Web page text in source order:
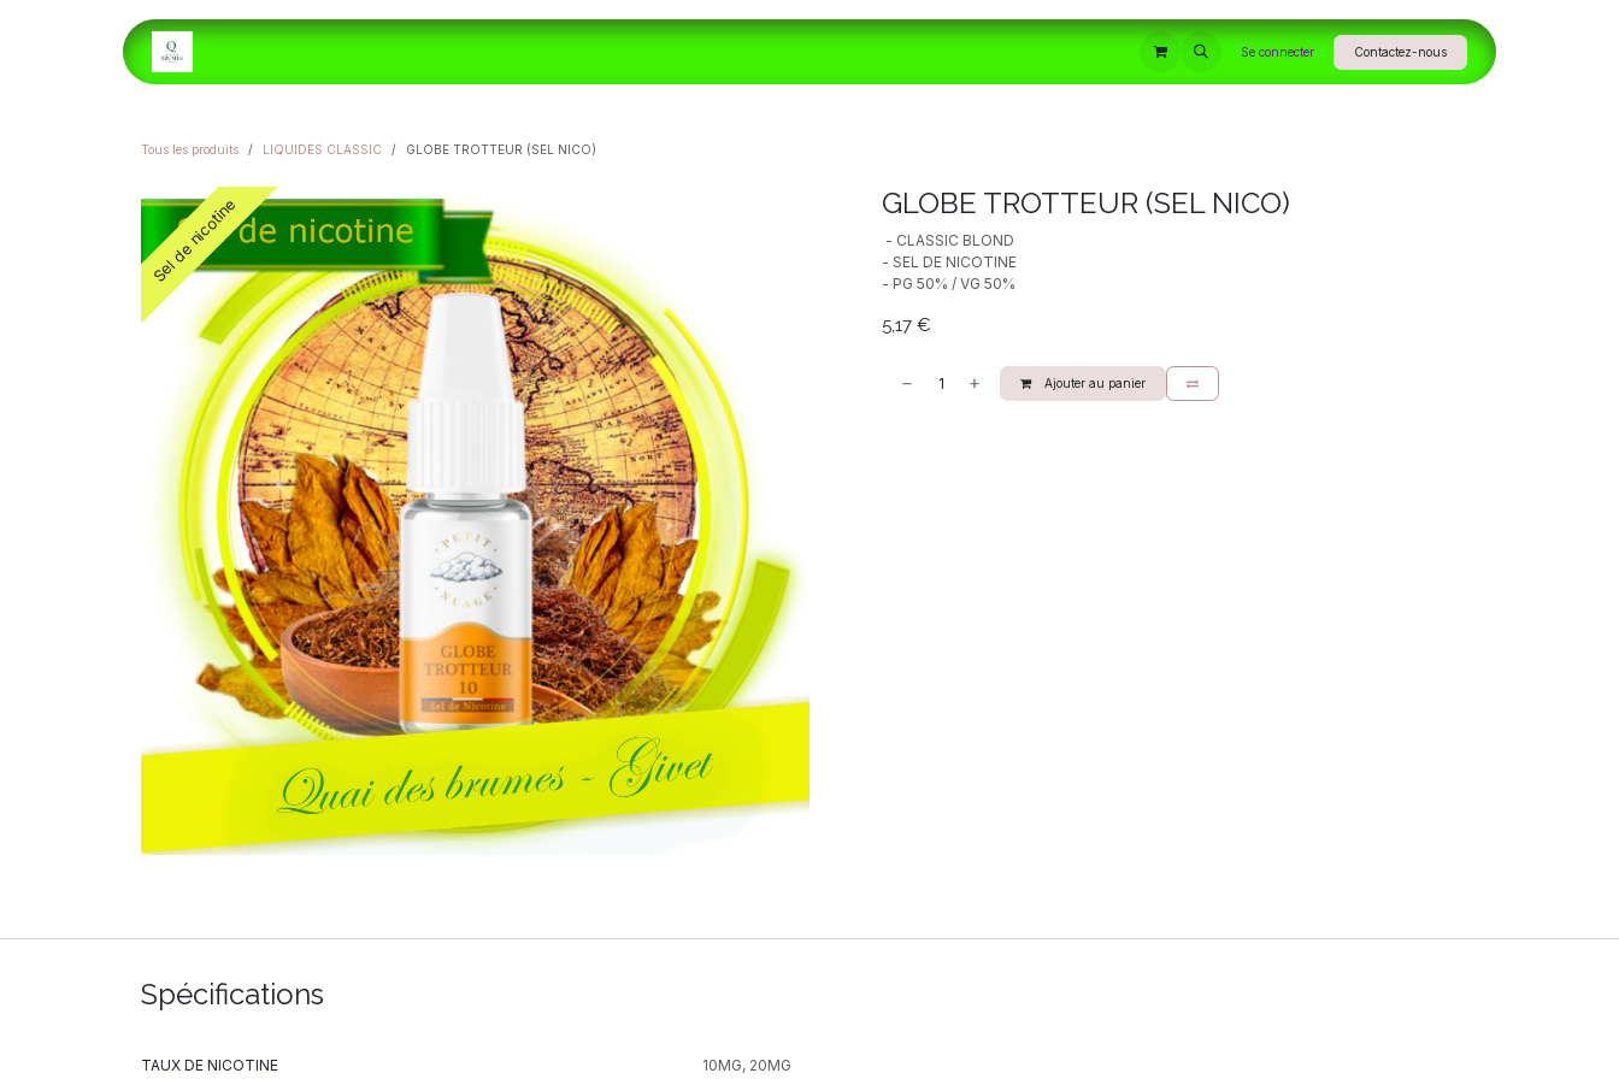
INFORMATIONS Se connecter Contactez-nous
Tous les produits LIQUIDES CLASSIC GLOBE TROTTEUR (SEL NICO)
Sel de nicotine GLOBE TROTTEUR (SEL NICO)
- CLASSIC BLOND
- SEL DE NICOTINE
- PG 50% / VG 50%
5,17 €
Ajouter au panier
Spécifications
TAUX DE NICOTINE 10MG, 20MG